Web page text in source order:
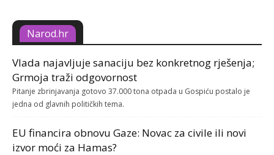
Narod.hr
Vlada najavljuje sanaciju bez konkretnog rješenja;
Grmoja traži odgovornost
Pitanje zbrinjavanja gotovo 37.000 tona otpada u Gospiću postalo je
jedna od glavnih političkih tema.
EU financira obnovu Gaze: Novac za civile ili novi
izvor moći za Hamas?